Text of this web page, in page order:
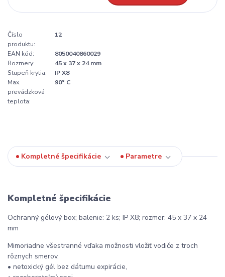
Číslo
produktu:
12
EAN kód:
8050040860029
Rozmery:
45 x 37 x 24 mm
Stupeň krytia:
IP X8
Max.
prevádzková
teplota:
90° C
Kompletné špecifikácie Parametre
Kompletné špecifikácie
Ochranný gélový box; balenie: 2 ks; IP X8; rozmer: 45 x 37 x 24
mm
Mimoriadne všestranné vďaka možnosti vložiť vodiče z troch
rôznych smerov,
• netoxický gél bez dátumu expirácie,